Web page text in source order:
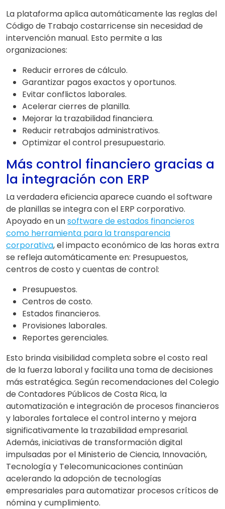
La plataforma aplica automáticamente las reglas del
Código de Trabajo costarricense sin necesidad de
intervención manual. Esto permite a las
organizaciones:
Reducir errores de cálculo.
Garantizar pagos exactos y oportunos.
Evitar conflictos laborales.
Acelerar cierres de planilla.
Mejorar la trazabilidad financiera.
Reducir retrabajos administrativos.
Optimizar el control presupuestario.
Más control financiero gracias a
la integración con ERP
La verdadera eficiencia aparece cuando el software
de planillas se integra con el ERP corporativo.
Apoyado en unsoftware de estados financieros
como herramienta para la transparencia
corporativa, el impacto económico de las horas extra
se refleja automáticamente en: Presupuestos,
centros de costo y cuentas de control:
Presupuestos.
Centros de costo.
Estados financieros.
Provisiones laborales.
Reportes gerenciales.
Esto brinda visibilidad completa sobre el costo real
de la fuerza laboral y facilita una toma de decisiones
más estratégica. Según recomendaciones del Colegio
de Contadores Públicos de Costa Rica, la
automatización e integración de procesos financieros
y laborales fortalece el control interno y mejora
significativamente la trazabilidad empresarial.
Además, iniciativas de transformación digital
impulsadas por el Ministerio de Ciencia, Innovación,
Tecnología y Telecomunicaciones continúan
acelerando la adopción de tecnologías
empresariales para automatizar procesos críticos de
nómina y cumplimiento.